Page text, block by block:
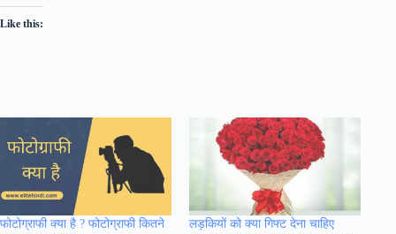
Like this:
फोटोग्राफी क्या है ? फोटोग्राफी कितने
लड़कियों को क्या गिफ्ट देना चाहिए